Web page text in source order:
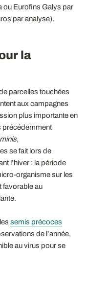
ou Eurofins Galys par
par analyse).
la
parcelles touchées
aux campagnes
plus importante en
précédemment
,
se fait lors de
l’hiver : la période
organisme sur les
favorable au
semis précoces
de l’année,
au virus pour se